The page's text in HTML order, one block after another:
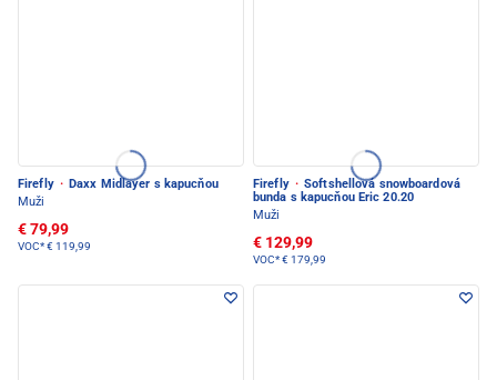
Firefly · Daxx Midlayer s kapucňou
Muži
€ 79,99
VOC*€ 119,99
Firefly · Softshellová snowboardová
bunda s kapucňou Eric 20.20
Muži
€ 129,99
VOC*€ 179,99